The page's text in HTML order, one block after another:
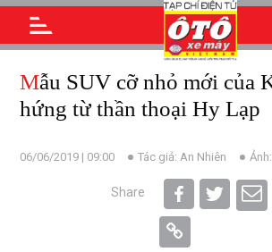
Mẫu SUV cỡ nhỏ mới của KIA lấy cảm
hứng từ thần thoại Hy Lạp
06/06/2019 | 09:00 Tác giả: An Nhiên Ảnh:
Share